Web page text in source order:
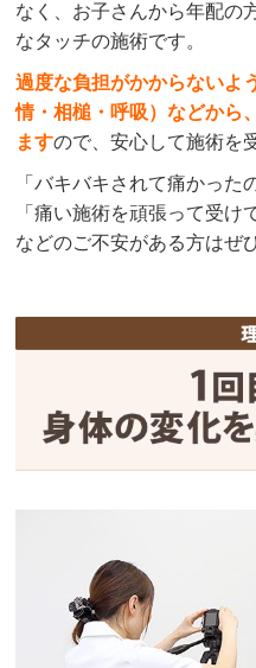
なく、お子さんから年配の
なタッチの施術です。
過度な負担がかからないよ
情・相槌・呼吸）などから
ますので、安心して施術を
「バキバキされて痛かった
「痛い施術を頑張って受け
などのご不安がある方はぜ